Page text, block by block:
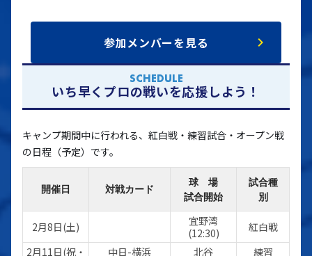
参加メンバーを見る
SCHEDULE
いち早くプロの戦いを応援しよう！
キャンプ期間中に行われる、紅白戦・練習試合・オープン戦
の日程（予定）です。
開催日 対戦カード
球 場
試合開始
試合種
別
2月8日(土)
宜野湾
(12:30)
紅白戦
2月11日(祝・
中日-横浜
北谷
練習